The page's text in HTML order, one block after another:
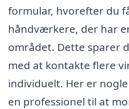
formular, hvorefter du
håndværkere, der har
området. Dette sparer
med at kontakte flere
individuelt. Her er
en professionel til at